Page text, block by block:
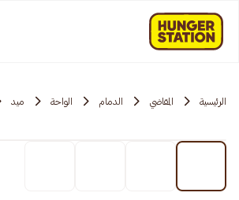
الرئيسية المقاضي الدمام الواحة ميد